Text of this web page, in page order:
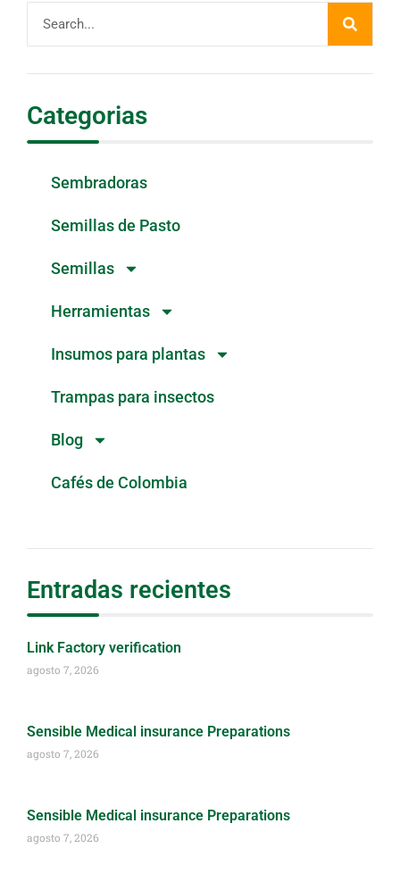
Categorias
Sembradoras
Semillas de Pasto
Semillas
Herramientas
Insumos para plantas
Trampas para insectos
Blog
Cafés de Colombia
Entradas recientes
Link Factory verification
agosto 7, 2026
Sensible Medical insurance Preparations
agosto 7, 2026
Sensible Medical insurance Preparations
agosto 7, 2026